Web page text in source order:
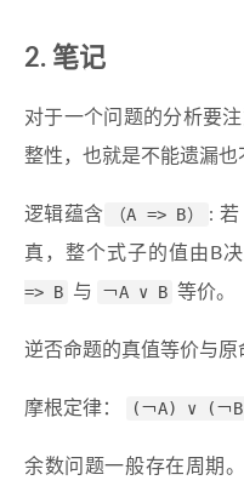
笔记
对于一个问题的分析要
整性，也就是不能遗漏也
逻辑蕴含 （A => B）
:
真，整个式子的值由B
=> B 与 ￢A ∨ B 等价。
逆否命题的真值等价与原
摩根定律： (￢A) ∨ (￢
余数问题一般存在周期